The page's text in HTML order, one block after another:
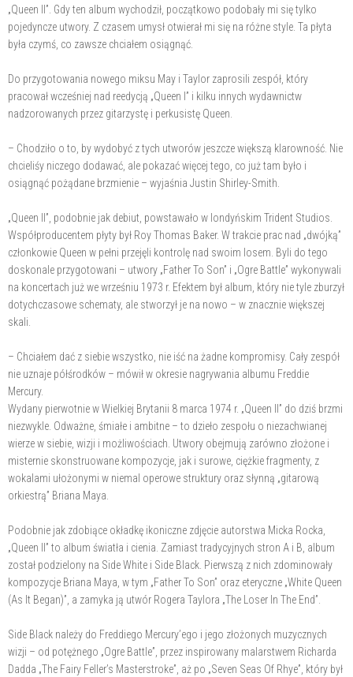
„Queen II”. Gdy ten album wychodził, początkowo podobały mi się tylko
pojedyncze utwory. Z czasem umysł otwierał mi się na różne style. Ta płyta
była czymś, co zawsze chciałem osiągnąć.
Do przygotowania nowego miksu May i Taylor zaprosili zespół, który
pracował wcześniej nad reedycją „Queen I” i kilku innych wydawnictw
nadzorowanych przez gitarzystę i perkusistę Queen.
– Chodziło o to, by wydobyć z tych utworów jeszcze większą klarowność. Nie
chcieliśy niczego dodawać, ale pokazać więcej tego, co już tam było i
osiągnąć pożądane brzmienie – wyjaśnia Justin Shirley-Smith.
„Queen II”, podobnie jak debiut, powstawało w londyńskim Trident Studios.
Współproducentem płyty był Roy Thomas Baker. W trakcie prac nad „dwójką”
członkowie Queen w pełni przejęli kontrolę nad swoim losem. Byli do tego
doskonale przygotowani – utwory „Father To Son” i „Ogre Battle” wykonywali
na koncertach już we wrześniu 1973 r. Efektem był album, który nie tyle zburzył
dotychczasowe schematy, ale stworzył je na nowo – w znacznie większej
skali.
– Chciałem dać z siebie wszystko, nie iść na żadne kompromisy. Cały zespół
nie uznaje półśrodków – mówił w okresie nagrywania albumu Freddie
Mercury.
Wydany pierwotnie w Wielkiej Brytanii 8 marca 1974 r. „Queen II” do dziś brzmi
niezwykle. Odważne, śmiałe i ambitne – to dzieło zespołu o niezachwianej
wierze w siebie, wizji i możliwościach. Utwory obejmują zarówno złożone i
misternie skonstruowane kompozycje, jak i surowe, ciężkie fragmenty, z
wokalami ułożonymi w niemal operowe struktury oraz słynną „gitarową
orkiestrą” Briana Maya.
Podobnie jak zdobiące okładkę ikoniczne zdjęcie autorstwa Micka Rocka,
„Queen II” to album światła i cienia. Zamiast tradycyjnych stron A i B, album
został podzielony na Side White i Side Black. Pierwszą z nich zdominowały
kompozycje Briana Maya, w tym „Father To Son” oraz eteryczne „White Queen
(As It Began)”, a zamyka ją utwór Rogera Taylora „The Loser In The End”.
Side Black należy do Freddiego Mercury’ego i jego złożonych muzycznych
wizji – od potężnego „Ogre Battle”, przez inspirowany malarstwem Richarda
Dadda „The Fairy Feller’s Masterstroke”, aż po „Seven Seas Of Rhye”, który był